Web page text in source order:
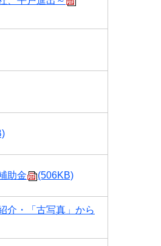
助金 (506KB)
介・「古写真」から